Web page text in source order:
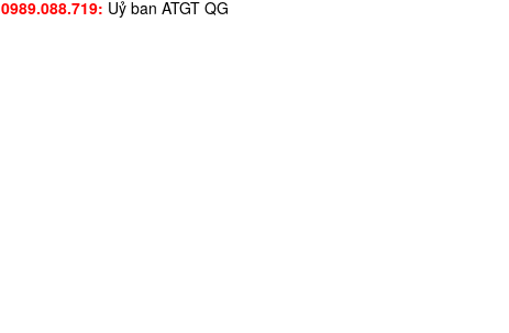
0989.088.719: Uỷ ban ATGT QG